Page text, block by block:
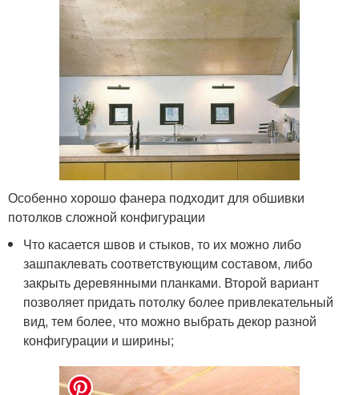
Особенно хорошо фанера подходит для обшивки
потолков сложной конфигурации
Что касается швов и стыков, то их можно либо
зашпаклевать соответствующим составом, либо
закрыть деревянными планками. Второй вариант
позволяет придать потолку более привлекательный
вид, тем более, что можно выбрать декор разной
конфигурации и ширины;